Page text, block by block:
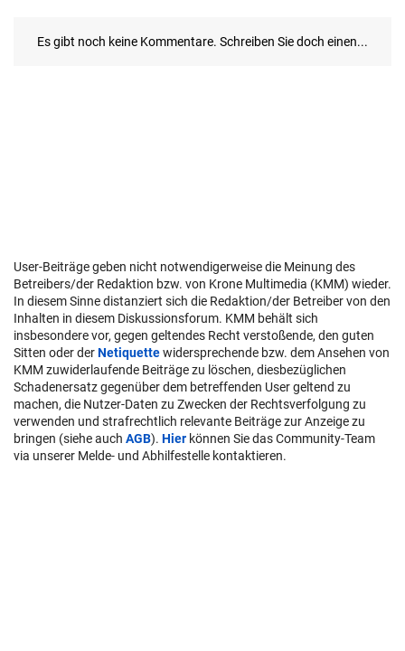
User-Beiträge geben nicht notwendigerweise die Meinung des
Betreibers/der Redaktion bzw. von Krone Multimedia (KMM) wieder.
In diesem Sinne distanziert sich die Redaktion/der Betreiber von den
Inhalten in diesem Diskussionsforum. KMM behält sich
insbesondere vor, gegen geltendes Recht verstoßende, den guten
Sitten oder derNetiquettewidersprechende bzw. dem Ansehen von
KMM zuwiderlaufende Beiträge zu löschen, diesbezüglichen
Schadenersatz gegenüber dem betreffenden User geltend zu
machen, die Nutzer-Daten zu Zwecken der Rechtsverfolgung zu
verwenden und strafrechtlich relevante Beiträge zur Anzeige zu
bringen (siehe auch AGB). Hier können Sie das Community-Team
via unserer Melde- und Abhilfestelle kontaktieren.